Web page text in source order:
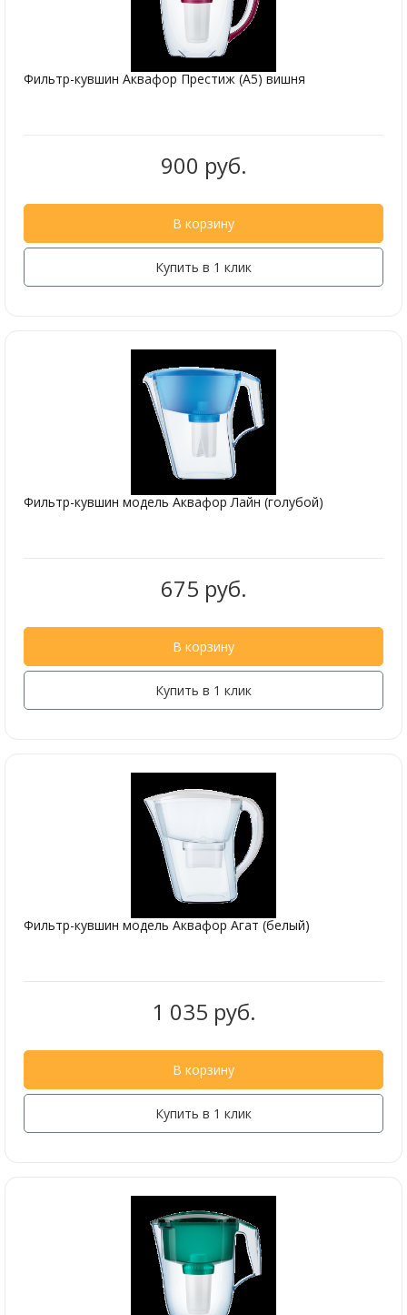
Фильтр-кувшин Аквафор Престиж (А5) вишня
900 руб.
В корзину
Купить в 1 клик
Фильтр-кувшин модель Аквафор Лайн (голубой)
675 руб.
В корзину
Купить в 1 клик
Фильтр-кувшин модель Аквафор Агат (белый)
1 035 руб.
В корзину
Купить в 1 клик